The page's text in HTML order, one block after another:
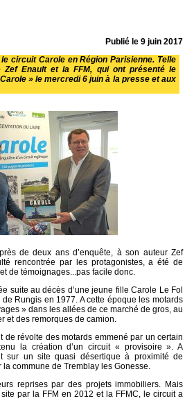
Publié le9 juin 2017
circuit Carole en Région Parisienne. Telle
Enault et la FFM, qui ont présenté le
» le mercredi 6 juin à la presse et aux
de deux ans d’enquête, à son auteur Zef
rencontrée par les protagonistes, a été de
de témoignages...pas facile donc.
suite au décès d’une jeune fille Carole Le Fol
Rungis en 1977. A cette époque les motards
» dans les allées de ce marché de gros, au
et des remorques de camion.
de révolte des motards emmené par un certain
la création d’un circuit « provisoire ». A
sur un site quasi désertique à proximité de
la commune de Tremblay les Gonesse.
reprises par des projets immobiliers. Mais
par la FFM en 2012 et la FFMC, le circuit a